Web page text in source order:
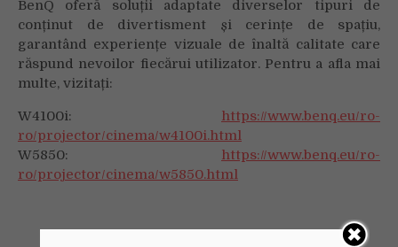
BenQ oferă soluții adaptate diverselor tipuri de
conținut de divertisment și cerințe de spațiu,
garantând experiențe vizuale de înaltă calitate care
răspund nevoilor fiecărui utilizator. Pentru a afla mai
multe, vizitați:
W4100i: https://www.benq.eu/ro-
ro/projector/cinema/w4100i.html
W5850: https://www.benq.eu/ro-
ro/projector/cinema/w5850.html